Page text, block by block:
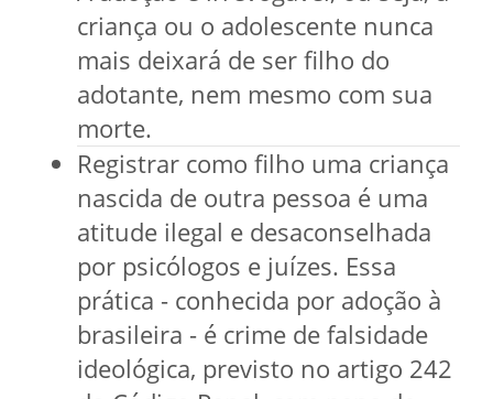
criança ou o adolescente nunca
mais deixará de ser filho do
adotante, nem mesmo com sua
morte.
Registrar como filho uma criança
nascida de outra pessoa é uma
atitude ilegal e desaconselhada
por psicólogos e juízes. Essa
prática - conhecida por adoção à
brasileira - é crime de falsidade
ideológica, previsto no artigo 242